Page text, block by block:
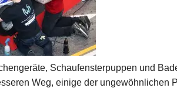
Schaufensterpuppen und
Weg, einige der ungewöhnlichen